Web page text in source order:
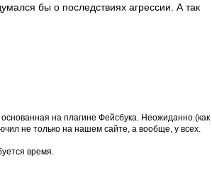
бы о последствиях агрессии. А так
на плагине Фейсбука. Неожиданно (как
не только на нашем сайте, а вообще, у всех.
время.